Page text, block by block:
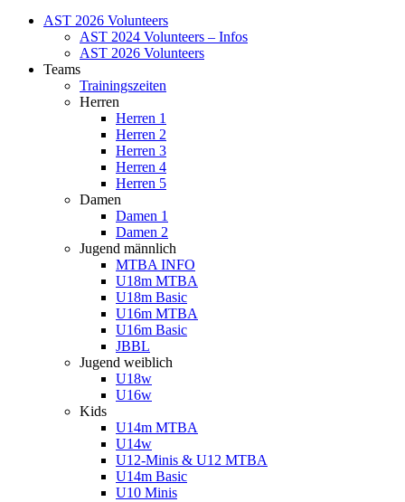
AST 2026 Volunteers
AST 2024 Volunteers – Infos
AST 2026 Volunteers
Teams
Trainingszeiten
Herren
Herren 1
Herren 2
Herren 3
Herren 4
Herren 5
Damen
Damen 1
Damen 2
Jugend männlich
MTBA INFO
U18m MTBA
U18m Basic
U16m MTBA
U16m Basic
JBBL
Jugend weiblich
U18w
U16w
Kids
U14m MTBA
U14w
U12-Minis & U12 MTBA
U14m Basic
U10 Minis